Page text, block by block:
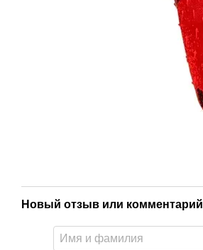
Новый отзыв или комментарий